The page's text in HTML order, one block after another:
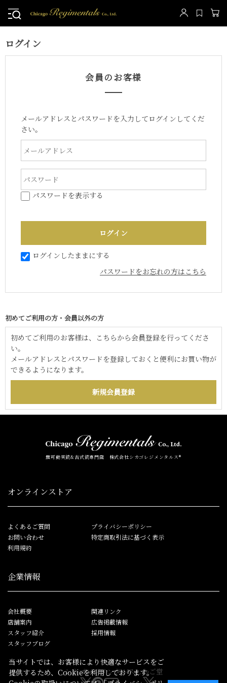
ログイン
会員のお客様
メールアドレスとパスワードを入力してログインしてくだ
さい。
パスワードを表示する
ログインしたままにする
パスワードをお忘れの方はこちら
初めてご利用の方・会員以外の方
初めてご利用のお客様は、こちらから会員登録を行ってくださ
い。
メールアドレスとパスワードを登録しておくと便利にお買い物が
できるようになります。
無可動実銃&古式銃専門店 株式会社シカゴレジメンタルス®
オンラインストア
よくあるご質問
お問い合わせ
利用規約
プライバシーポリシー
特定商取引法に基づく表示
企業情報
会社概要
店舗案内
スタッフ紹介
スタッフブログ
関連リンク
広告掲載情報
採用情報
シカゴレジメンタルスしかご堂
当サイトでは、お客様により快適なサービスをご
提供するため、Cookieを利用しております。